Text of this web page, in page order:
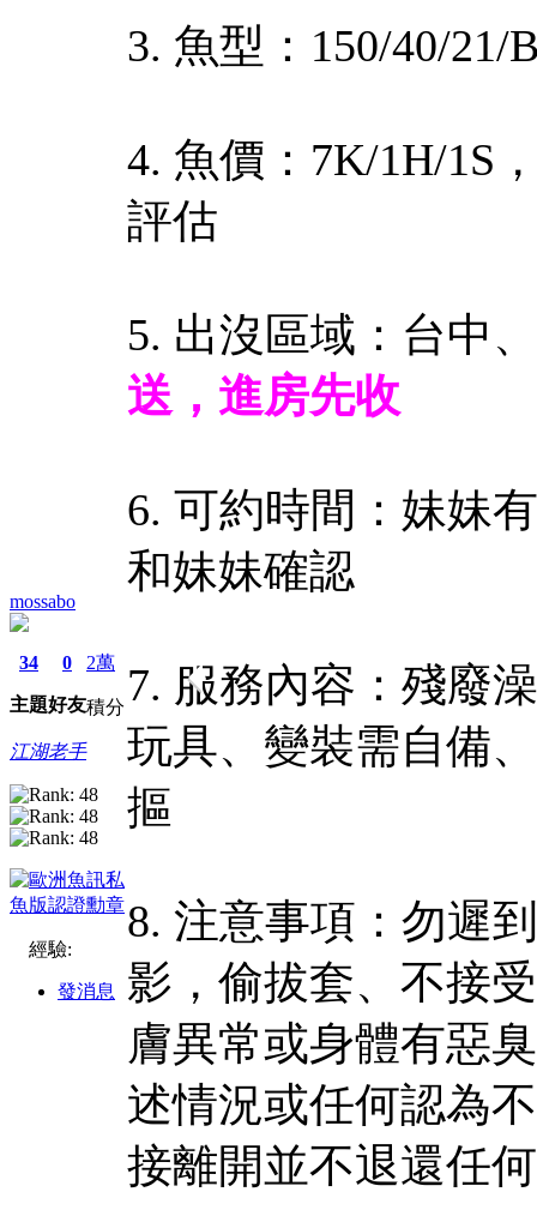
mossabo
34
主題
0
好友
2萬
積分
江湖老手
經驗:
發消息
3. 魚型：150/40/21/
4. 魚價：7K/1H/1S
評估
5. 出沒區域：台中
送，進房先收
6. 可約時間：妹妹
和妹妹確認
7. 服務內容：殘廢
玩具、變裝需自備
摳
8. 注意事項：勿遲
影，偷拔套、不接
膚異常或身體有惡
述情況或任何認為
接離開並不退還任